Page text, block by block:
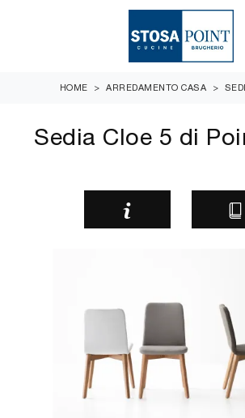
HOME > ARREDAMENTO CASA >
Sedia Cloe 5 di